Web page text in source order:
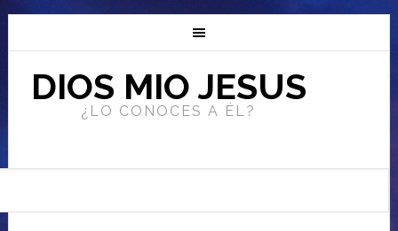
DIOS MIO JESUS
¿LO CONOCES A ÉL?